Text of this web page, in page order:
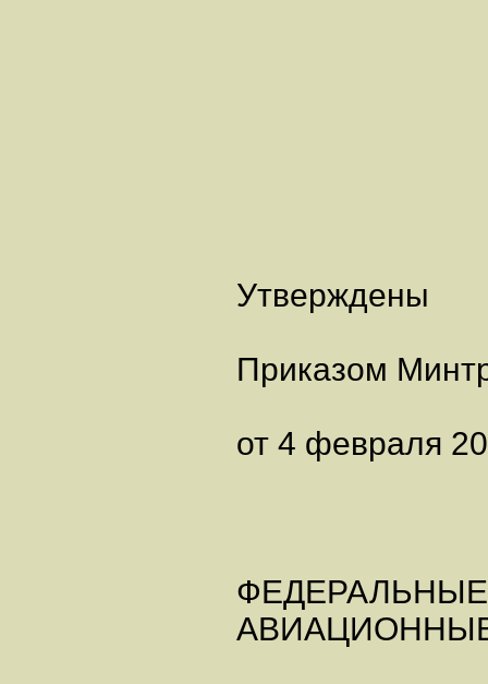
Утверждены
Приказом
от 4 февраля
ФЕДЕРАЛЬНЫЕ